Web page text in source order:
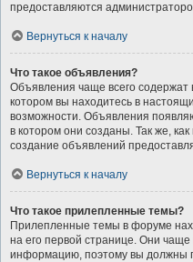
предоставляются
Вернуться к началу
Что такое объявления?
Объявления чаще всего
котором вы находитесь в
возможности. Объявления
в котором они созданы. Так же,
создание объявлений
Вернуться к началу
Что такое прилепленные темы?
Прилепленные темы в форуме
на его первой странице. Они
информацию, поэтому вы должны